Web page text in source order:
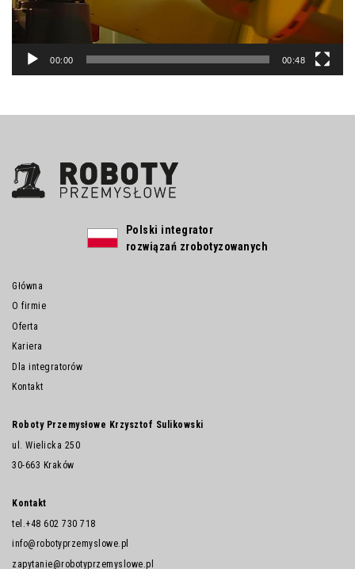
00:00 00:48
Polski integrator
rozwiązań zrobotyzowanych
Główna
O firmie
Oferta
Kariera
Dla integratorów
Kontakt
Roboty Przemysłowe Krzysztof Sulikowski
ul. Wielicka 250
30-663 Kraków
Kontakt
tel. +48 602 730 718
info@robotyprzemyslowe.pl
zapytanie@robotyprzemyslowe.pl